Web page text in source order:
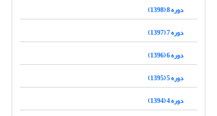
دوره 8 (1398)
دوره 7 (1397)
دوره 6 (1396)
دوره 5 (1395)
دوره 4 (1394)